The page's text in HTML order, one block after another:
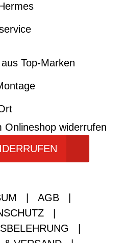
Top-Marken
Onlineshop widerrufen
AGB